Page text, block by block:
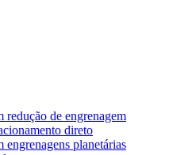
redução de engrenagem
direto
engrenagens planetárias